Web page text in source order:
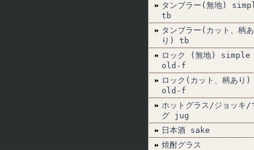
タンブラー(無地)
tb
タンブラー(カット、柄あ
り) tb
ロック (無地) simple
old-f
ロック(カット、柄あり)
old-f
ホットグラス/ジョッキ/
グ jug
日本酒 sake
焼酎グラス